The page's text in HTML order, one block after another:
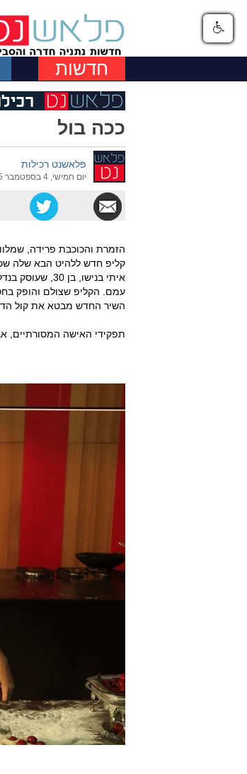
חדשות
ככה בול
פלאשנט רכילות
יום חמישי, 4 בספטמבר 2025, 08:56
הזמרת והכוכבת פרידה,
קליפ חדש ללהיט הבא שלה
איתי בנישו,
עמם. הקליפ שצולם והופק
השיר החדש מבטא את קול
תפקידי האישה המסורתיים,